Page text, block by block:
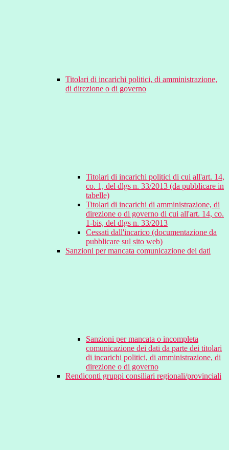
Titolari di incarichi politici, di amministrazione,
di direzione o di governo
Titolari di incarichi politici di cui all'art. 14,
co. 1, del dlgs n. 33/2013 (da pubblicare in
tabelle)
Titolari di incarichi di amministrazione, di
direzione o di governo di cui all'art. 14, co.
1-bis, del dlgs n. 33/2013
Cessati dall'incarico (documentazione da
pubblicare sul sito web)
Sanzioni per mancata comunicazione dei dati
Sanzioni per mancata o incompleta
comunicazione dei dati da parte dei titolari
di incarichi politici, di amministrazione, di
direzione o di governo
Rendiconti gruppi consiliari regionali/provinciali